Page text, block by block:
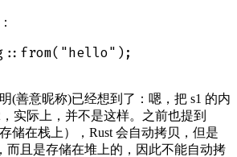
(善意昵称)已经想到了：嗯，把 s1 的内
实际上，并不是这样。之前也提到
储在栈上），Rust 会自动拷贝，但是
而且是存储在堆上的，因此不能自动拷